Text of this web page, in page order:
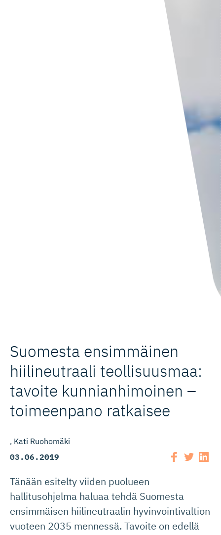
Suomesta ensimmäinen
hiilineutraali teollisuusmaa:
tavoite kunnianhi­moinen –
toimeenpano ratkaisee
Kati Ruohomäki
03.06.2019
Tänään esitelty viiden puolueen
hallitusohjelma haluaa tehdä Suomesta
ensimmäisen hiilineutraalin hyvinvointivaltion
vuoteen 2035 mennessä. Tavoite on edellä